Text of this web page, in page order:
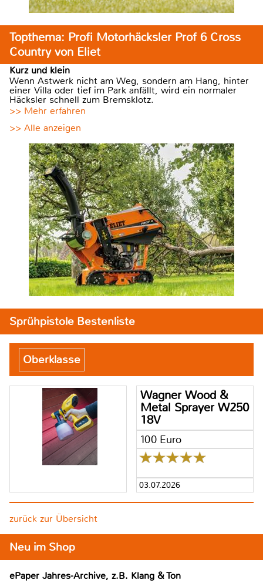
Topthema: Profi Motorhäcksler Prof 6 Cross
Country von Eliet
Kurz und klein
Wenn Astwerk nicht am Weg, sondern am Hang, hinter
einer Villa oder tief im Park anfällt, wird ein normaler
Häcksler schnell zum Bremsklotz.
>> Mehr erfahren
>> Alle anzeigen
Sprühpistole Bestenliste
Oberklasse
Wagner Wood &
Metal Sprayer W250
18V
100 Euro
03.07.2026
zurück zur Übersicht
Neu im Shop
ePaper Jahres-Archive, z.B. Klang & Ton